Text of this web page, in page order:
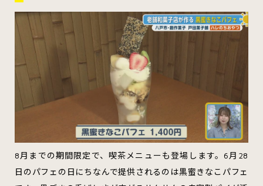
8月までの期間限定で、喫茶メニューも登場します。6月28
日のパフェの日にちなんで提供されるのは黒蜜きなこパフェ